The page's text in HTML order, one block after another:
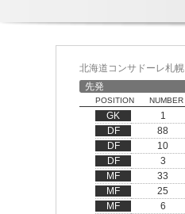
北海道コンサドーレ札幌
先発
POSITION NUMBER
GK 1
DF
88
DF
10
DF
3
MF
33
MF
25
MF
6